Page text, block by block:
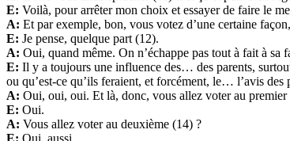
E: Voilà, pour arrêter mon choix et essayer de faire le
A: Et par exemple, bon, vous votez d’une certaine
E: Je pense, quelque part (12).
A: Oui, quand même. On n’échappe pas tout à fait à sa
E: Il y a toujours une influence des… des parents,
ou qu’est-ce qu’ils feraient, et forcément, le… l’avis
A: Oui, oui, oui. Et là, donc, vous allez voter au premier
E: Oui.
A: Vous allez voter au deuxième (14) ?
E: Oui, aussi.